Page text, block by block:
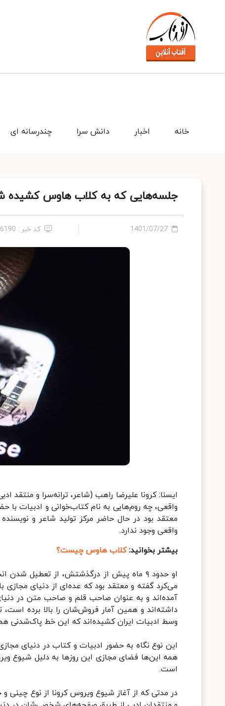
چندرسانه ای دانش سرا اخبار خانه
جلسه‌هایی که به کلاب‌ هاوس کشیده
1401/07/27 کد خبر : 6190
ایسنا: کرونا علیرضا راهب (شاعر، ترانه‌سرا و منتقد
واقعی، چه روم‌هایی به نام کتاب‌خوانی و ادبیات با
معتقد بود در حال حاضر مرکز تولید شاعر و
واقعی وجود ندارد.
بیشتر بخوانید:کلاب‌ هاوس چیست؟
او حدود ۹ ماه پیش از درگذشتش، از تعطیل
می‌کرد گفته و معتقد بود که عده‌ای از دنیای
آمده‌اند و به عنوان صاحب قلم و صاحب متن در
داشته‌اند و همین آمار فروش‌شان را بالا برده
وسط ادبیات ایران کشیده‌اند که این خط پاک‌شدنی
این نوع نگاه به حضور ادبیات و کتاب در دنیای
همه این‌ها فضای مجازی این روزها به دلیل شیوع
است.
در مدتی که از آغاز شیوع ویروس کرونا از نوع چینی